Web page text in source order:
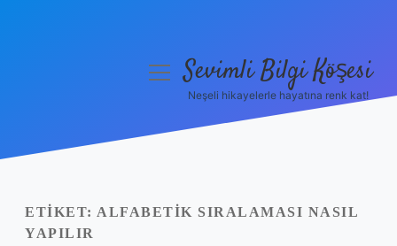
Yasal Uyarı
menüyüSevimli Bilgi Köşesi
Neşeli hikayelerle hayatına renk kat!
ETIKET: ALFABETIK SIRALAMASI NASIL
YAPILIR